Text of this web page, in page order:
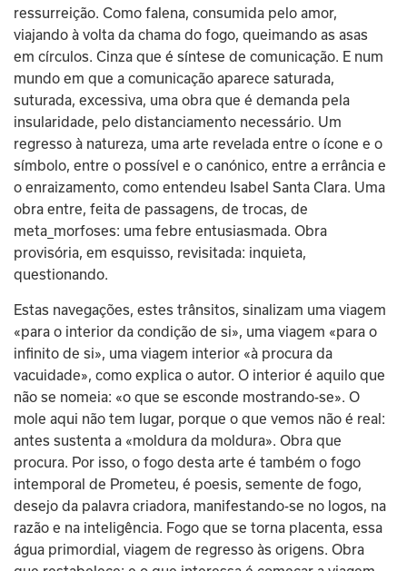
ressurreição. Como falena, consumida pelo amor,
viajando à volta da chama do fogo, queimando as asas
em círculos. Cinza que é síntese de comunicação. E num
mundo em que a comunicação aparece saturada,
suturada, excessiva, uma obra que é demanda pela
insularidade, pelo distanciamento necessário. Um
regresso à natureza, uma arte revelada entre o ícone e o
símbolo, entre o possível e o canónico, entre a errância e
o enraizamento, como entendeu Isabel Santa Clara. Uma
obra entre, feita de passagens, de trocas, de
meta_morfoses: uma febre entusiasmada. Obra
provisória, em esquisso, revisitada: inquieta,
questionando.
Estas navegações, estes trânsitos, sinalizam uma viagem
«para o interior da condição de si», uma viagem «para o
infinito de si», uma viagem interior «à procura da
vacuidade», como explica o autor. O interior é aquilo que
não se nomeia: «o que se esconde mostrando-se». O
mole aqui não tem lugar, porque o que vemos não é real:
antes sustenta a «moldura da moldura». Obra que
procura. Por isso, o fogo desta arte é também o fogo
intemporal de Prometeu, é poesis, semente de fogo,
desejo da palavra criadora, manifestando-se no logos, na
razão e na inteligência. Fogo que se torna placenta, essa
água primordial, viagem de regresso às origens. Obra